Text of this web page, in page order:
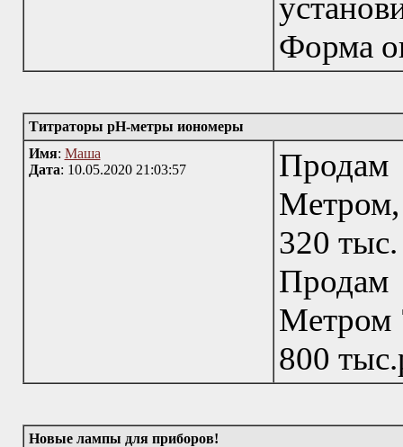
Форма
Титраторы рН-метры иономеры
Имя: Маша
Дата: 10.05.2020 21:03:57
Продам
320
Продам
Метром
800
Новые лампы для приборов!